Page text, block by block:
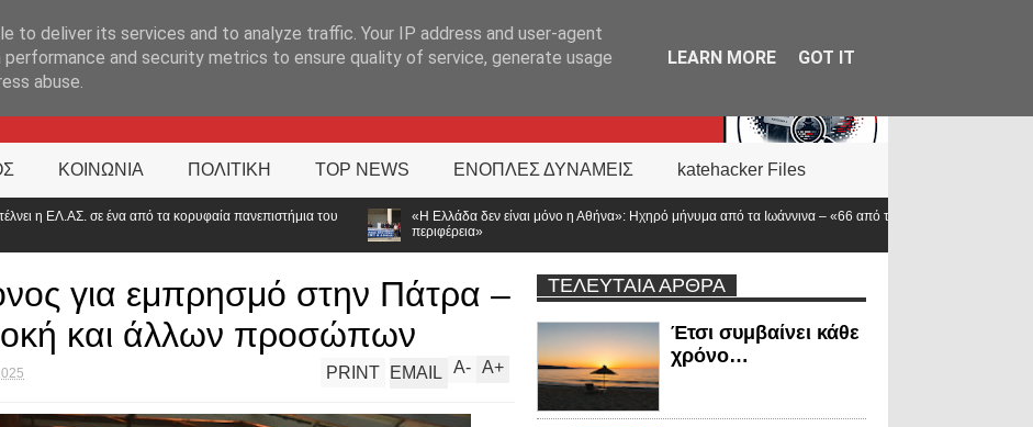
ΚΟΙΝΩΝΙΑ ΠΟΛΙΤΙΚΗ TOP NEWS ΕΝΟΠΛΕΣ ΔΥΝΑΜΕΙΣ katehacker Files
πανεπιστήμια του
«Η Ελλάδα δεν είναι μόνο η Αθήνα»: Ηχηρό μήνυμα από τα Ιωάννινα – «66 από τους 168 πεσόντες αστυνομικούς υπηρετούσαν στην
για εμπρησμό στην Πάτρα –
και άλλων προσώπων
A+
A-
PRINT EMAIL
ΤΕΛΕΥΤΑΙΑ ΑΡΘΡΑ
Έτσι συμβαίνει κάθε
χρόνο…
to deliver its services and to analyze traffic. Your IP address and user-agent
and security metrics to ensure quality of service, generate usage
abuse.
LEARN MORE GOT IT